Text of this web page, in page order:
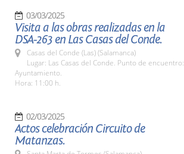
03/03/2025
Visita a las obras realizadas en la
DSA-263 en Las Casas del Conde.
Casas del Conde (Las) (Salamanca)
Lugar: Las Casas del Conde. Punto de encuentro:
Ayuntamiento.
Hora: 11:00 h.
02/03/2025
Actos celebración Circuito de
Matanzas.